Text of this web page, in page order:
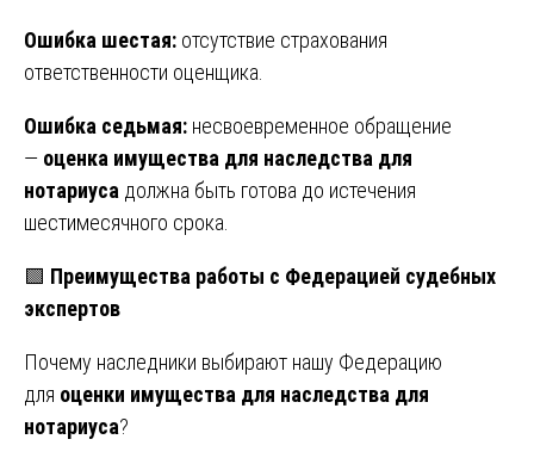
Ошибка шестая: отсутствие страхования
ответственности оценщика.
Ошибка седьмая: несвоевременное обращение
— оценка имущества для наследства для
нотариуса должна быть готова до истечения
шестимесячного срока.
🟩 Преимущества работы с Федерацией судебных
экспертов
Почему наследники выбирают нашу Федерацию
для оценки имущества для наследства для
нотариуса?